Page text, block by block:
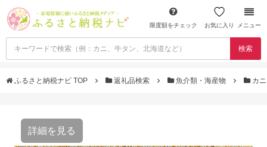
限度額をチェック お気に入り メニュー
検索
ふるさと納税ナビ TOP 返礼品検索 魚介類・海産物 カ
詳細を見る